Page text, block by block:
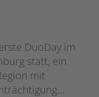
DuoDay im
statt, ein
mit